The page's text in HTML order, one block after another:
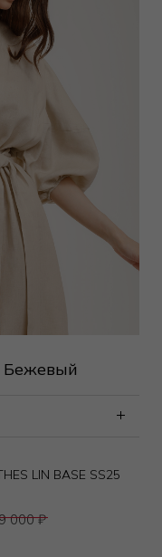
Бежевый
LIN BASE SS25
000₽